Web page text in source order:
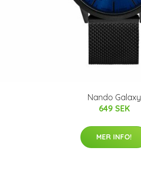
Nando Galaxy
649 SEK
MER INFO!